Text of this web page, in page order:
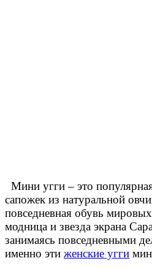
Мини угги – это
сапожек из натуральной
повседневная обувь
модница и звезда экрана
занимаясь повседневными
именно эти женские угги